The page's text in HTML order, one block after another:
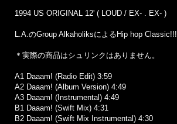
1994 US ORIGINAL 12' ( LOUD / EX- . EX- )
L.A.のGroup AlkaholiksによるHip hop Classic!!!
＊実際の商品はシュリンクはありません。
A1 Daaam! (Radio Edit) 3:59
A2 Daaam! (Album Version) 4:49
A3 Daaam! (Instrumental) 4:49
B1 Daaam! (Swift Mix) 4:31
B2 Daaam! (Swift Mix Instrumental) 4:30